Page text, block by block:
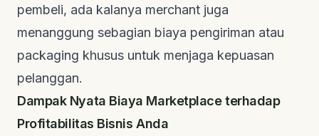
pembeli, ada kalanya merchant juga
menanggung sebagian biaya pengiriman atau
packaging khusus untuk menjaga kepuasan
pelanggan.
Dampak Nyata Biaya Marketplace terhadap
Profitabilitas Bisnis Anda